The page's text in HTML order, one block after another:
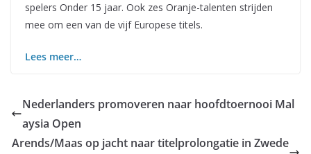
spelers Onder 15 jaar. Ook zes Oranje-talenten strijden
mee om een van de vijf Europese titels.
Lees meer…
Nederlanders promoveren naar hoofdtoernooi Mal
aysia Open
Arends/Maas op jacht naar titelprolongatie in Zwede